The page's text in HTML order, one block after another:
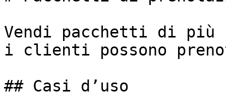
Vendi pacchetti di più
i clienti possono
## Casi d’uso